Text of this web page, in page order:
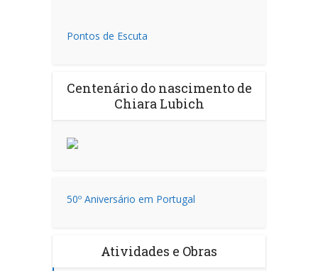
Pontos de Escuta
Centenário do nascimento de
Chiara Lubich
50º Aniversário em Portugal
Atividades e Obras